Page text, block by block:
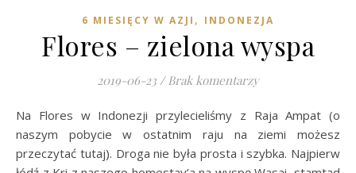
6 MIESIĘCY W AZJI , INDONEZJA
Flores – zielona wyspa
2019-06-23 / Brak komentarzy
Na Flores w Indonezji przylecieliśmy z Raja Ampat (o
naszym pobycie w ostatnim raju na ziemi możesz
przeczytać tutaj). Droga nie była prosta i szybka. Najpierw